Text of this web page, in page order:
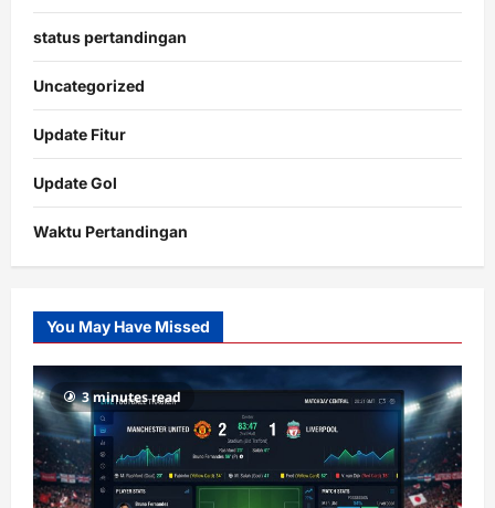
status pertandingan
Uncategorized
Update Fitur
Update Gol
Waktu Pertandingan
Slot
Gacor
RTP
terupdate
You May Have Missed
3 minutes read